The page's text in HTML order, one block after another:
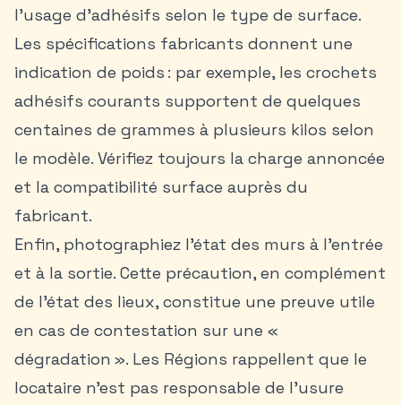
l’usage d’adhésifs selon le type de surface.
Les spécifications fabricants donnent une
indication de poids : par exemple, les crochets
adhésifs courants supportent de quelques
centaines de grammes à plusieurs kilos selon
le modèle. Vérifiez toujours la charge annoncée
et la compatibilité surface auprès du
fabricant.
Enfin, photographiez l’état des murs à l’entrée
et à la sortie. Cette précaution, en complément
de l’état des lieux, constitue une preuve utile
en cas de contestation sur une «
dégradation ». Les Régions rappellent que le
locataire n’est pas responsable de l’usure